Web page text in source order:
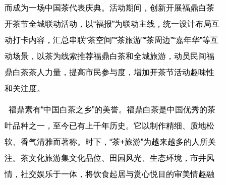
而成为一场中国茶代表庆典。活动期间，创新开展福鼎白茶
开茶节全城联动活动，以“福报”为联动主线，统一设计布局互
动打卡内容，汇总串联“茶空间”“茶旅游”“茶周边”“嘉年华”等互
动场景，以茶为线索推荐福鼎白茶和全城旅游，动员民间福
鼎白茶茶人力量，提高市民参与度，增加开茶节活动趣味性
和关注度。
福鼎素有“中国白茶之乡”的美誉。福鼎白茶是中国优秀的茶
叶品种之一，至今已有上千年历史。它以制作精细、质地松
软、香气清雅而著称。时下，“茶+旅游”为越来越多的人所关
注。茶文化旅游集文化品位、田园风光、生态环境，市井风
情，社交娱乐于一体，将饮食起居与赏心悦目的审美情趣融